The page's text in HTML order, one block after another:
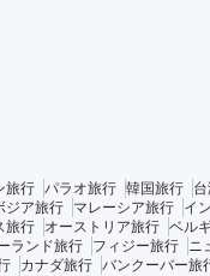
旅行 パラオ旅行 韓国旅行
ジア旅行 マレーシア旅行 イ
旅行 オーストリア旅行 ベル
ランド旅行 フィジー旅行 ニ
カナダ旅行 バンクーバー旅